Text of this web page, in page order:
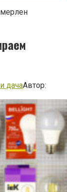
дачаАвтор: